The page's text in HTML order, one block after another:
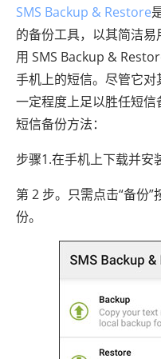
SMS Backup & Restore
的备份工具，以其简洁
用 SMS Backup &
手机上的短信。尽管它
一定程度上足以胜任短
短信备份方法：
步骤1.在手机上下载并安
第 2 步。只需点击“备份
份。